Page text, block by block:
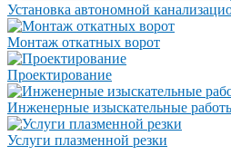
Установка автономной
Монтаж откатных ворот
Проектирование
Инженерные изыскательные
Услуги плазменной резки